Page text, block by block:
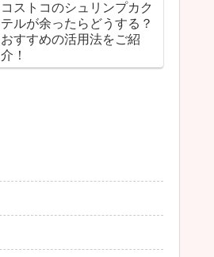
コストコのシュリンプカク
テルが余ったらどうする？
おすすめの活用法をご紹
介！